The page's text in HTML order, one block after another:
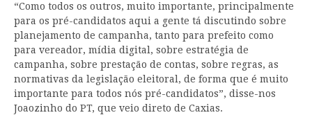
“Como todos os outros, muito importante, principalmente
para os pré-candidatos aqui a gente tá discutindo sobre
planejamento de campanha, tanto para prefeito como
para vereador, mídia digital, sobre estratégia de
campanha, sobre prestação de contas, sobre regras, as
normativas da legislação eleitoral, de forma que é muito
importante para todos nós pré-candidatos”, disse-nos
Joaozinho do PT, que veio direto de Caxias.